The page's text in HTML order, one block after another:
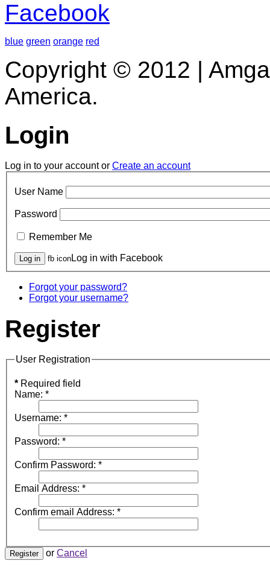
Facebook
blue green orange red
Copyright © 2012 |
America.
Login
Log in to your account or Create an account
User Name
Password
Remember Me
fb icon Log in with Facebook
Forgot your password?
Forgot your username?
Register
User Registration
* Required field
Name: *
Username: *
Password: *
Confirm Password: *
Email Address: *
Confirm email Address: *
Register or Cancel